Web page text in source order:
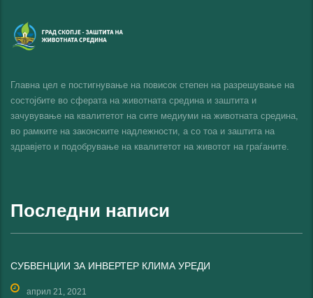
Главна цел е постигнување на повисок степен на разрешување на
состојбите во сферата на животната средина и заштита и
зачувување на квалитетот на сите медиуми на животната средина,
во рамките на законските надлежности, а со тоа и заштита на
здравјето и подобрување на квалитетот на животот на граѓаните.
Последни написи
СУБВЕНЦИИ ЗА ИНВЕРТЕР КЛИМА УРЕДИ
април 21, 2021